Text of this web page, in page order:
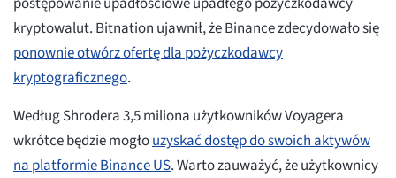
kryptowalut. Bitnation ujawnił, że Binance zdecydowało się
ponownie otwórz ofertę dla pożyczkodawcy
kryptograficznego.
Według Shrodera 3,5 miliona użytkowników Voyagera
wkrótce będzie mogłouzyskać dostęp do swoich aktywów
na platformie Binance US. Warto zauważyć, że użytkownicy